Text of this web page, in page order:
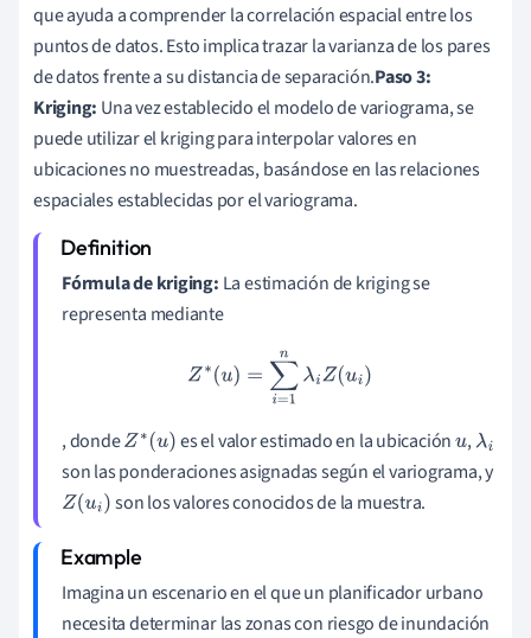
que ayuda a comprender la correlación espacial entre los
puntos de datos. Esto implica trazar la varianza de los pares
de datos frente a su distancia de separación.Paso 3:
Kriging: Una vez establecido el modelo de variograma, se
puede utilizar el kriging para interpolar valores en
ubicaciones no muestreadas, basándose en las relaciones
espaciales establecidas por el variograma.
Fórmula de kriging: La estimación de kriging se
representa mediante
Z∗(u ∑i=1n λ Z(ui)
, dondeZ∗(u) es el valor estimado en la ubicaciónu,λi
son las ponderaciones asignadas según el variograma, y
Z(ui) son los valores conocidos de la muestra.
Imagina un escenario en el que un planificador urbano
necesita determinar las zonas con riesgo de inundación